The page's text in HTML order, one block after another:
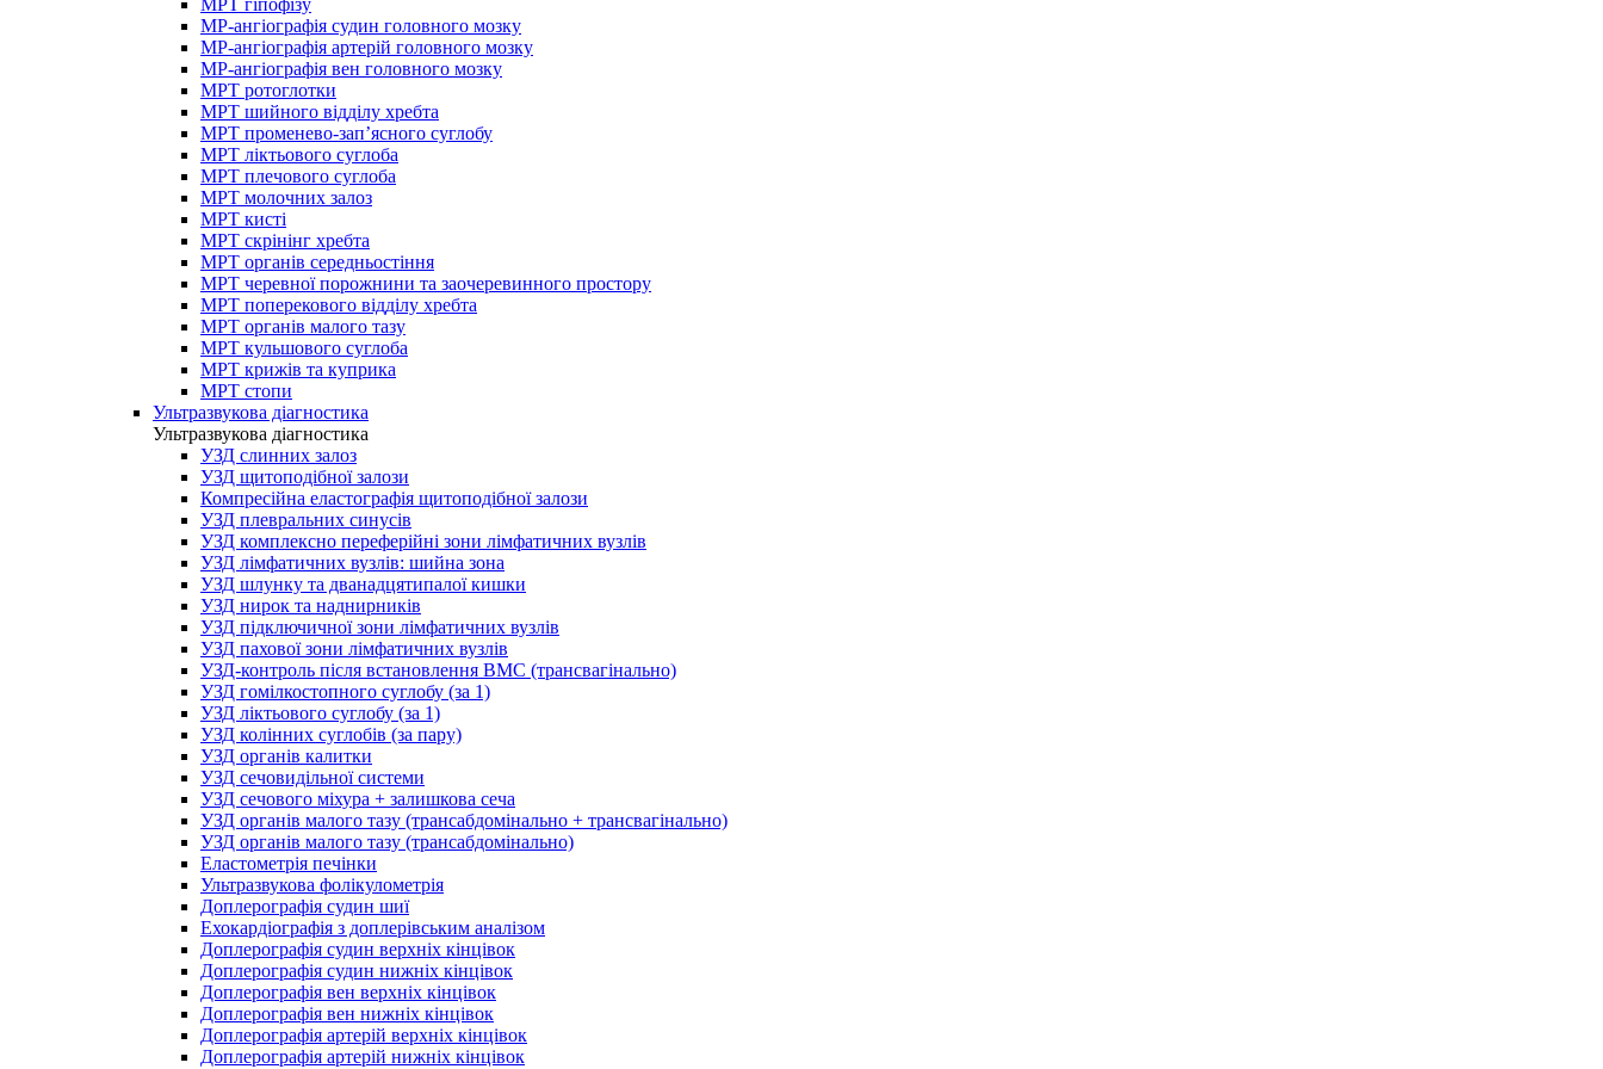
МРТ гіпофізу
МР-ангіографія судин головного мозку
МР-ангіографія артерій головного мозку
МР-ангіографія вен головного мозку
МРТ ротоглотки
МРТ шийного відділу хребта
МРТ променево-зап’ясного суглобу
МРТ ліктьового суглоба
МРТ плечового суглоба
МРТ молочних залоз
МРТ кисті
МРТ скрінінг хребта
МРТ органів середньостіння
МРТ черевної порожнини та заочеревинного простору
МРТ поперекового відділу хребта
МРТ органів малого тазу
МРТ кульшового суглоба
МРТ крижів та куприка
МРТ стопи
Ультразвукова діагностика
Ультразвукова діагностика
УЗД слинних залоз
УЗД щитоподібної залози
Компресійна еластографія щитоподібної залози
УЗД плевральних синусів
УЗД комплексно переферійні зони лімфатичних вузлів
УЗД лімфатичних вузлів: шийна зона
УЗД шлунку та дванадцятипалої кишки
УЗД нирок та наднирників
УЗД підключичної зони лімфатичних вузлів
УЗД пахової зони лімфатичних вузлів
УЗД-контроль після встановлення ВМС (трансвагінально)
УЗД гомілкостопного суглобу (за 1)
УЗД ліктьового суглобу (за 1)
УЗД колінних суглобів (за пару)
УЗД органів калитки
УЗД сечовидільної системи
УЗД сечового міхура + залишкова сеча
УЗД органів малого тазу (трансабдомінально + трансвагінально)
УЗД органів малого тазу (трансабдомінально)
Еластометрія печінки
Ультразвукова фолікулометрія
Доплерографія судин шиї
Ехокардіографія з доплерівським аналізом
Доплерографія судин верхніх кінцівок
Доплерографія судин нижніх кінцівок
Доплерографія вен верхніх кінцівок
Доплерографія вен нижніх кінцівок
Доплерографія артерій верхніх кінцівок
Доплерографія артерій нижніх кінцівок